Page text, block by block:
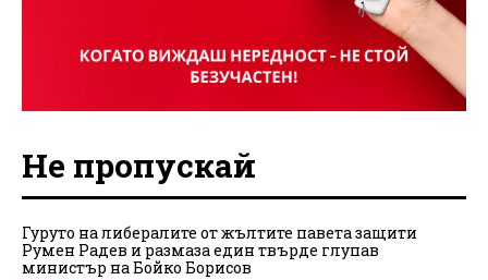
Не пропускай
Гуруто на либералите от жълтите павета защити
Румен Радев и размаза един твърде глупав
министър на Бойко Борисов